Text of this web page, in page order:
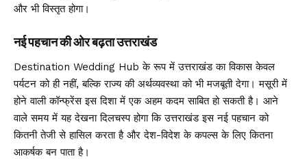
और भी विस्तृत होगा।
नई पहचान की ओर बढ़ता उत्तराखंड
Destination Wedding Hub के रूप में उत्तराखंड का विकास केवल
पर्यटन को ही नहीं, बल्कि राज्य की अर्थव्यवस्था को भी मजबूती देगा। मसूरी में
होने वाली कॉन्फ्रेंस इस दिशा में एक अहम कदम साबित हो सकती है। आने
वाले समय में यह देखना दिलचस्प होगा कि उत्तराखंड इस नई पहचान को
कितनी तेजी से हासिल करता है और देश-विदेश के कपल्स के लिए कितना
आकर्षक बन पाता है।